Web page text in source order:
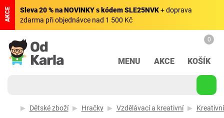
AKCE Sleva 20 % na NOVINKY s kódem SLE25NVK+ doprava
zdarma při objednávce nad 1 500 Kč
MENU AKCE
0
KOŠÍK
Dětské zboží Hračky Vzdělávací a kreativní